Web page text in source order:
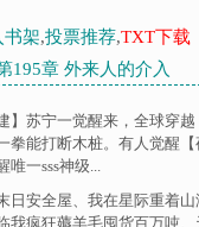
书架,投票推荐,TXT下载
195章 外来人的介入
】苏宁一觉醒来，全球穿
能打断木桩。有人觉醒
一sss神级...
日安全屋、 我在星际重着山
我疯狂薅羊毛囤货百万吨、